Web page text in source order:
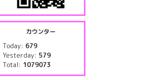
カウンター
Today: 679
Yesterday: 579
Total: 1079073